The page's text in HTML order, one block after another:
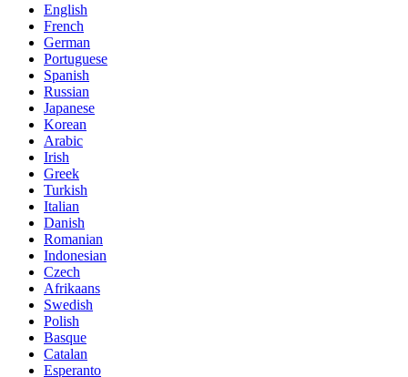
English
French
German
Portuguese
Spanish
Russian
Japanese
Korean
Arabic
Irish
Greek
Turkish
Italian
Danish
Romanian
Indonesian
Czech
Afrikaans
Swedish
Polish
Basque
Catalan
Esperanto